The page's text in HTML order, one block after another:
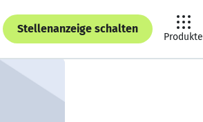
Stellenanzeige schalten
Produkte